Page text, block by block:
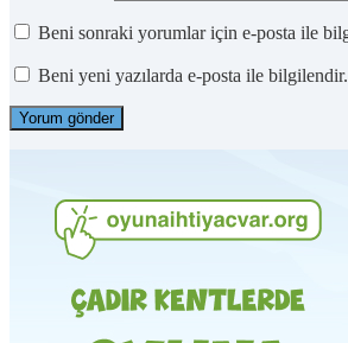
Beni sonraki yorumlar için e-posta ile
Beni yeni yazılarda e-posta ile bilgilendir.